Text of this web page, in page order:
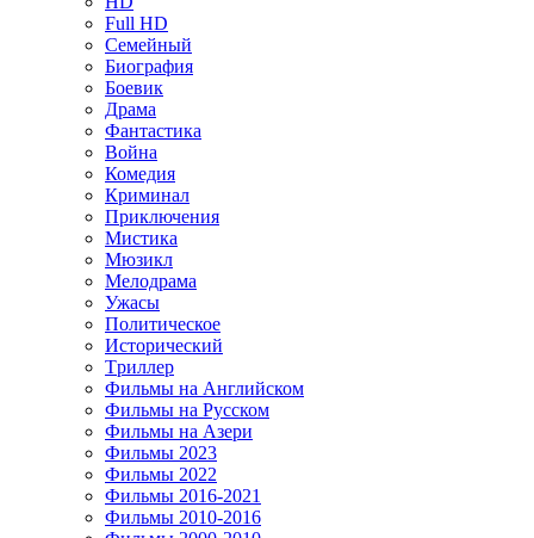
Full HD
Семейный
Биография
Боевик
Драма
Фантастика
Война
Комедия
Криминал
Приключения
Мистика
Мюзикл
Мелодрама
Ужасы
Политическое
Исторический
Tриллер
Фильмы на Английском
Фильмы на Русском
Фильмы на Азери
Фильмы 2023
Фильмы 2022
Фильмы 2016-2021
Фильмы 2010-2016